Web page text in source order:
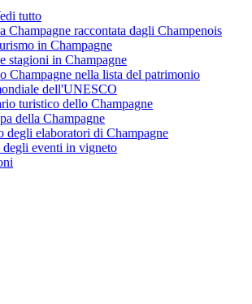
tutto
Champagne raccontata dagli Champenois
in Champagne
stagioni in Champagne
Champagne nella lista del patrimonio
dell'UNESCO
turistico dello Champagne
della Champagne
degli elaboratori di Champagne
degli eventi in vigneto